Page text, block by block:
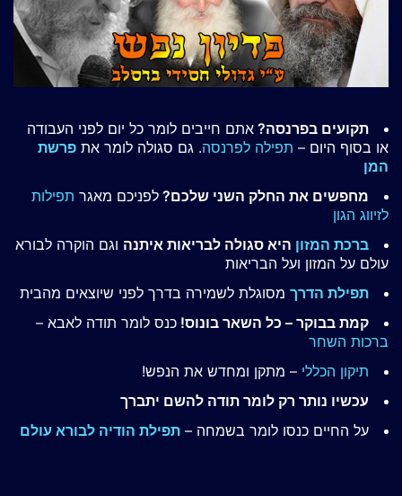
תקועים בפרנסה? אתם חייבים לומר כל יום לפני העבודה
או בסוף היום – תפילה לפרנסה. גם סגולה לומר את פרשת
המן
מחפשים את החלק השני שלכם? לפניכם מאגר תפילות
לזיווג הגון
ברכת המזון היא סגולה לבריאות איתנה וגם הוקרה לבורא
עולם על המזון ועל הבריאות
תפילת הדרך מסוגלת לשמירה בדרך לפני שיוצאים מהבית
קמת בבוקר – כל השאר בונוס! כנס לומר תודה לאבא –
ברכות השחר
תיקון הכללי – מתקן ומחדש את הנפש!
עכשיו נותר רק לומר תודה להשם יתברך
על החיים כנסו לומר בשמחה – תפילת הודיה לבורא עולם